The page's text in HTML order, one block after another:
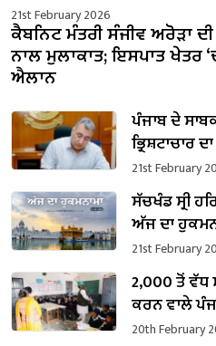
21st February 2026
ਕੈਬਨਿਟ ਮੰਤਰੀ ਸੰਜੀਵ ਅਰੋੜਾ
ਨਾਲ ਮੁਲਾਕਾਤ; ਇਸਪਾਤ ਖੇਤਰ
ਐਲਾਨ
ਪੰਜਾਬ ਦੇ
ਭ੍ਰਿਸ਼ਟਾਚਾਰ
ਪ੍ਰਵਾਨਗੀ
21st February
ਸੱਚਖੰਡ ਸ੍ਰੀ
ਅੱਜ ਦਾ
21st February
2,000 ਤੋਂ ਵੱਧ
ਕਰਨ ਵਾਲੇ
ਹਰਜੋਤ ਸਿੰਘ
20th February